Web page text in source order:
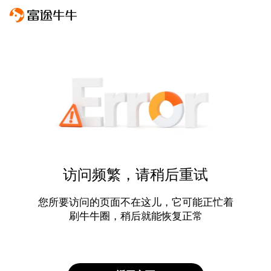
访问频繁，请稍后重试
您所要访问的页面不在这儿，它可能正忙着
刷牛牛圈，稍后就能恢复正常